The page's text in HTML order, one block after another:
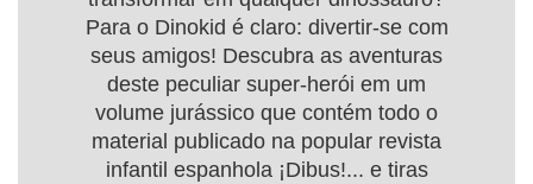
Para o Dinokid é claro: divertir-se com
seus amigos! Descubra as aventuras
deste peculiar super-herói em um
volume jurássico que contém todo o
material publicado na popular revista
infantil espanhola ¡Dibus!... e tiras